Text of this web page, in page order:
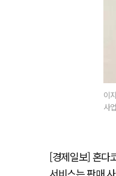
이
사
[경제일보] 혼다